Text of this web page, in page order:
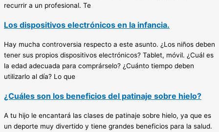
recurrir a un profesional. Te
Los dispositivos electrónicos en la infancia.
Hay mucha controversia respecto a este asunto. ¿Los niños deben
tener sus propios dispositivos electrónicos? Tablet, móvil. ¿Cuál es
la edad adecuada para comprárselo? ¿Cuánto tiempo deben
utilizarlo al día? Lo que
¿Cuáles son los beneficios del patinaje sobre hielo?
A tu hijo le encantará las clases de patinaje sobre hielo, ya que es
un deporte muy divertido y tiene grandes beneficios para la salud.